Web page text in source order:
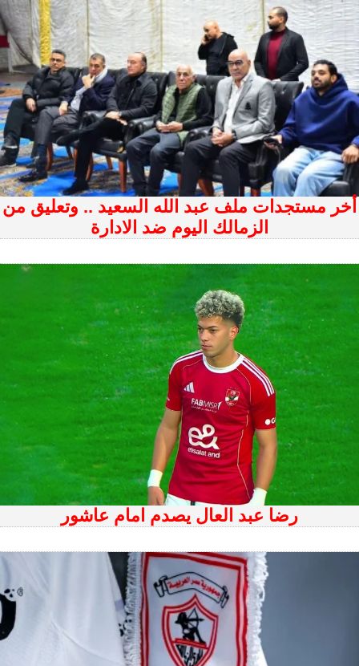
أخر مستجدات ملف عبد الله السعيد .. وتعليق من
الزمالك اليوم ضد الادارة
رضا عبد العال يصدم امام عاشور